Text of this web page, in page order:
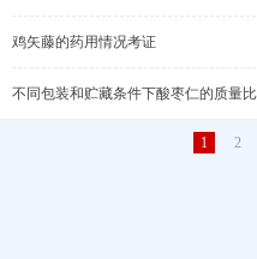
鸡矢藤的药用情况考证
不同包装和贮藏条件下酸枣仁的质量
1 2